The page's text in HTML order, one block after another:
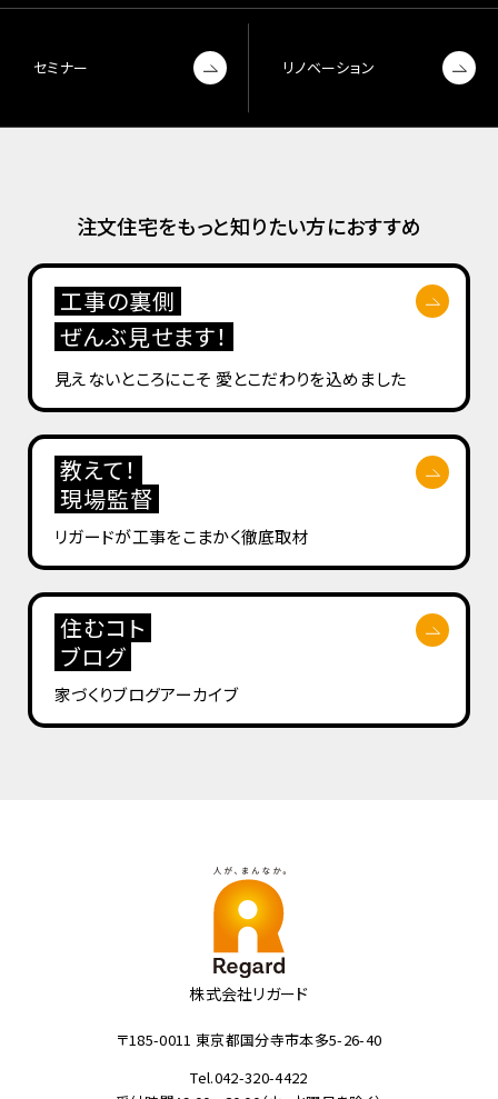
セミナー リノベーション
注文住宅をもっと知りたい方におすすめ
工事の裏側
ぜんぶ見せます！
見えないところにこそ 愛とこだわりを込めました
教えて！
現場監督
リガードが工事をこまかく徹底取材
住むコト
ブログ
家づくりブログアーカイブ
株式会社リガード
〒185-0011 東京都国分寺市本多5-26-40
Tel.042-320-4422